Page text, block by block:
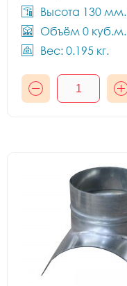
Высота 130 мм.
Объём 0 куб.м.
Вес: 0.195 кг.